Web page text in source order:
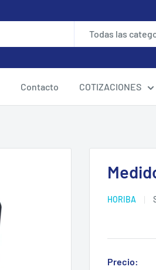
Todas las
Contacto COTIZACIONES
HORIBA
Precio: